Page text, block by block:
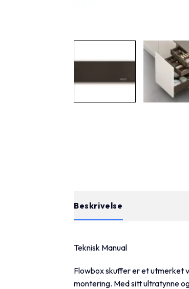
Beskrivelse
Teknisk Manual
Flowbox skuffer er et utmerket
montering. Med sitt ultratynne